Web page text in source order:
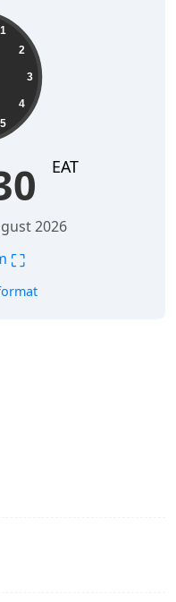
1
2
3
4
5
EAT
2026
⛶